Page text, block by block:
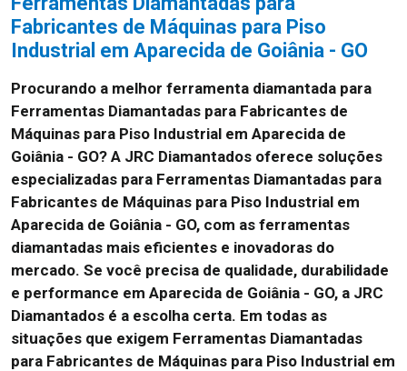
Fabricantes de Máquinas para Piso
Industrial em Aparecida de Goiânia - GO
Procurando a melhor ferramenta diamantada para
Ferramentas Diamantadas para Fabricantes de
Máquinas para Piso Industrial em Aparecida de
Goiânia - GO? A JRC Diamantados oferece soluções
especializadas para Ferramentas Diamantadas para
Fabricantes de Máquinas para Piso Industrial em
Aparecida de Goiânia - GO, com as ferramentas
diamantadas mais eficientes e inovadoras do
mercado. Se você precisa de qualidade, durabilidade
e performance em Aparecida de Goiânia - GO, a JRC
Diamantados é a escolha certa. Em todas as
situações que exigem Ferramentas Diamantadas
para Fabricantes de Máquinas para Piso Industrial em